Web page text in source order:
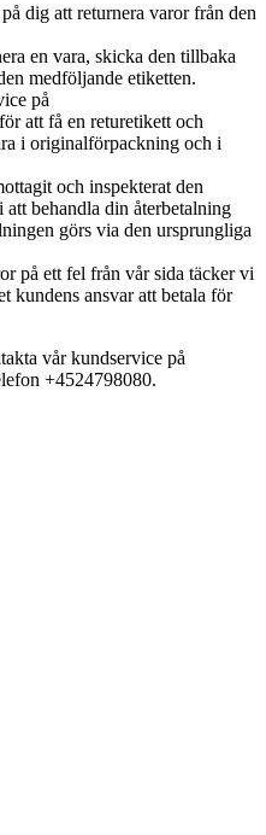
dig att returnera varor från den
en vara, skicka den tillbaka
medföljande etiketten.
på
att få en returetikett och
i originalförpackning och i
och inspekterat den
behandla din återbetalning
görs via den ursprungliga
på ett fel från vår sida täcker vi
kundens ansvar att betala för
vår kundservice på
+4524798080.